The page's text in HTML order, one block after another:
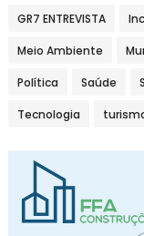
GR7 ENTREVISTA
Meio Ambiente
Política Saúde
Tecnologia